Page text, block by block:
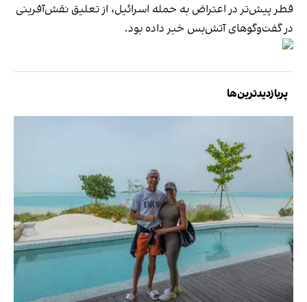
قطر پیش‌تر در اعتراض به حمله اسرائیل، از تعلیق نقش‌آفرینی
در گفت‌وگوهای آتش‌بس خبر داده بود.
پربازدیدترین‌ها